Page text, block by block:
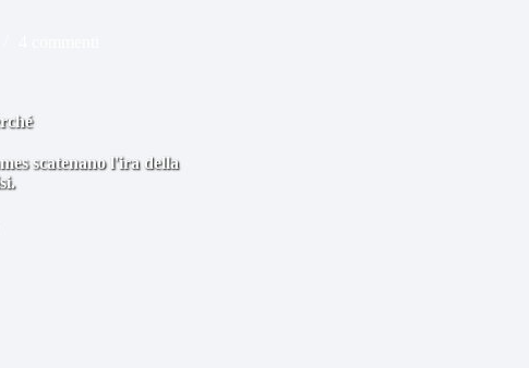
scatenano l'ira della